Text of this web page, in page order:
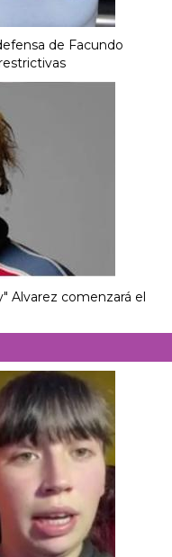
de Facundo
Alvarez comenzará el